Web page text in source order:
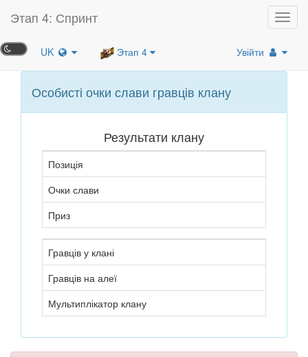
Этап 4: Спринт
UK Этап 4 Увійти
Особисті очки слави гравців клану
Результати клану
Позиція
Очки слави
Приз
Гравців у клані
Гравців на алеї
Мультиплікатор клану